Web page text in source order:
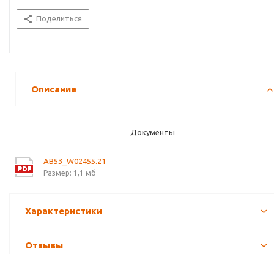
Поделиться
Описание
Документы
AB53_W02455.21
Размер: 1,1 мб
Характеристики
Отзывы